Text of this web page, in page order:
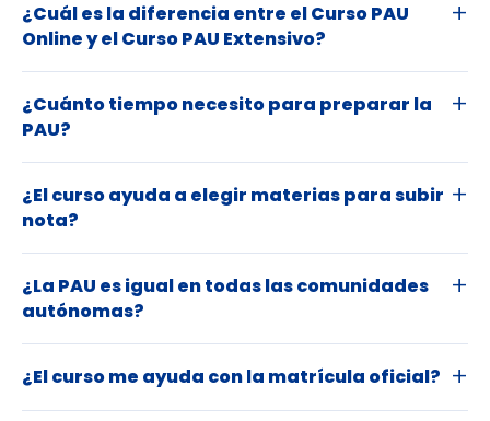
¿Cuál es la diferencia entre el Curso PAU
Online y el Curso PAU Extensivo?
¿Cuánto tiempo necesito para preparar la
PAU?
¿El curso ayuda a elegir materias para subir
nota?
¿La PAU es igual en todas las comunidades
autónomas?
¿El curso me ayuda con la matrícula oficial?